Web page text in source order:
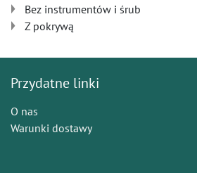
Bez instrumentów i śrub
Z pokrywą
Przydatne linki
O nas
Warunki dostawy